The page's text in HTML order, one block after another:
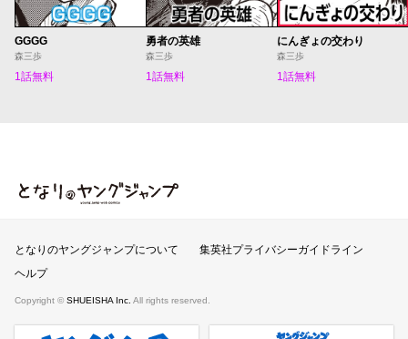
GGGG
森三歩
1話無料
勇者の英雄
森三歩
1話無料
にんぎょの交わり
森三歩
1話無料
となりのヤングジャンプ
となりのヤングジャンプについて
集英社プライバシーガイドライン
ヘルプ
Copyright © SHUEISHA Inc. All rights reserved.
ヤンジャンプラス 週刊ヤングジャンプ公式サイト